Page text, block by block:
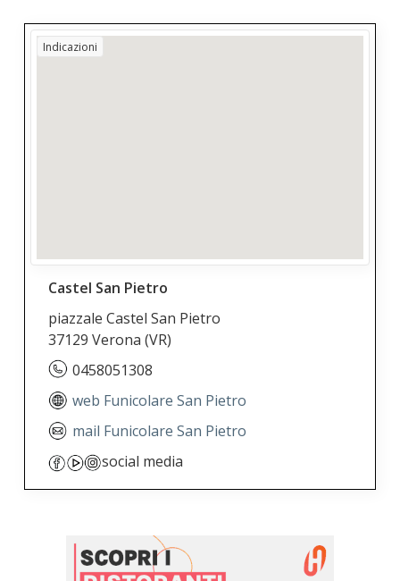
Indicazioni
Castel San Pietro
piazzale Castel San Pietro
37129 Verona(VR)
0458051308
web Funicolare San Pietro
mail Funicolare San Pietro
social media